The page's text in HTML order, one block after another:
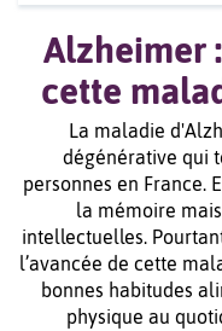
Alzheimer
cette
La maladie
dégénérative qui
personnes en France.
la mémoire
intellectuelles.
l’avancée de cette
bonnes habitudes
physique au